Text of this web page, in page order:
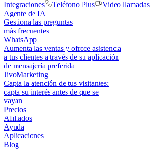
Integraciones
Teléfono Plus Video llamadas
Agente de IA
Gestiona las preguntas
más frecuentes
WhatsApp
Aumenta las ventas y ofrece asistencia
a tus clientes a través de su aplicación
de mensajería preferida
JivoMarketing
Capta la atención de tus visitantes:
capta su interés antes de que se
vayan
Precios
Afiliados
Ayuda
Aplicaciones
Blog